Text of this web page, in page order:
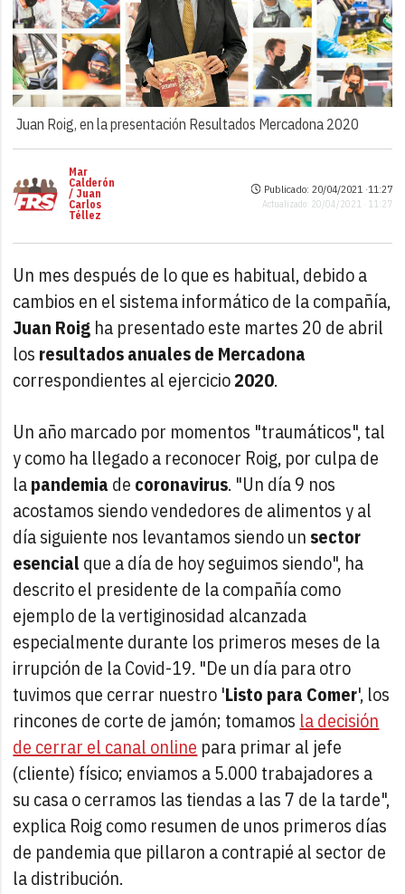
Juan Roig, en la presentación Resultados Mercadona 2020
Mar
Calderón
/ Juan
Carlos
Téllez
Publicado: 20/04/2021 ·11:27
Actualizado: 20/04/2021 · 11:27
Un mes después de lo que es habitual, debido a
cambios en el sistema informático de la compañía,
Juan Roig ha presentado este martes 20 de abril
los resultados anuales de Mercadona
correspondientes al ejercicio2020.
Un año marcado por momentos "traumáticos", tal
y como ha llegado a reconocer Roig, por culpa de
lapandemia de coronavirus. "Un día 9 nos
acostamos siendo vendedores de alimentos y al
día siguiente nos levantamos siendo un sector
esencialque a día de hoy seguimos siendo", ha
descrito el presidente de la compañía como
ejemplo de la vertiginosidad alcanzada
especialmente durante los primeros meses de la
irrupción de la Covid-19. "De un día para otro
tuvimos que cerrar nuestro 'Listo para Comer', los
rincones de corte de jamón; tomamos la decisión
de cerrar el canal online para primar al jefe
(cliente) físico; enviamos a 5.000 trabajadores a
su casa o cerramos las tiendas a las 7 de la tarde",
explica Roig como resumen de unos primeros días
de pandemia que pillaron a contrapié al sector de
la distribución.